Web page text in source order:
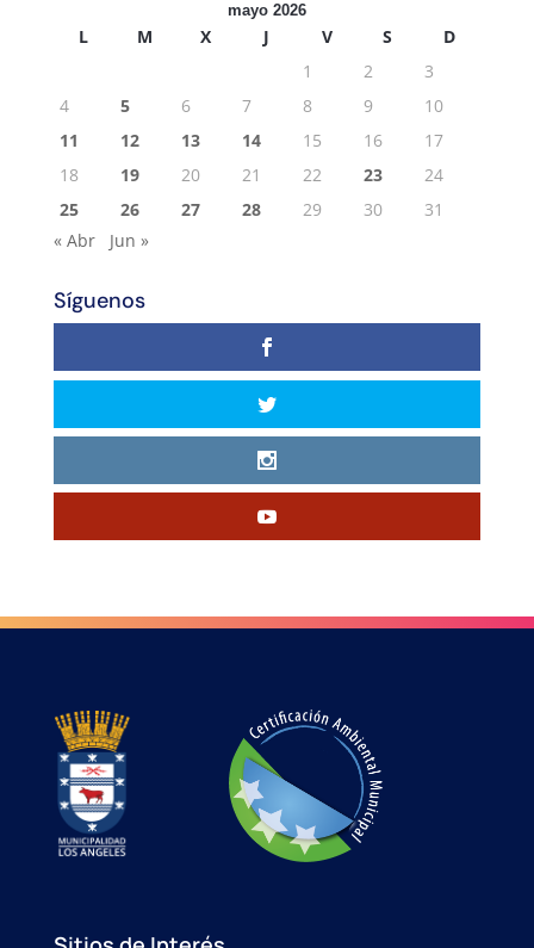
mayo 2026
L M X J V S
D
1
2
3
4
5 6 7 8 9
10
11
12 13 14 15 16
17
18
19 20 21 22 23
24
25
26 27 28 29 30
31
« Abr
Jun »
Síguenos